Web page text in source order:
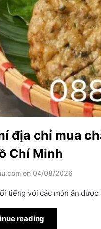
địa chỉ mua
Chí Minh
on 04/08/2026
tiếng với các món ăn được
reading